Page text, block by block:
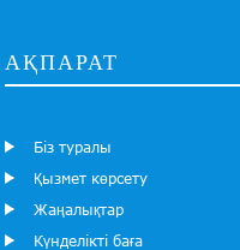
АҚПАРАТ
Біз туралы
Қызмет көрсету
Жаңалықтар
Күнделікті баға